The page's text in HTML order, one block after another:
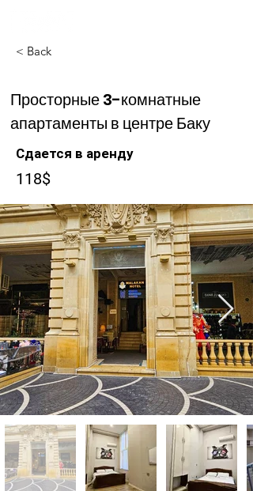
< Back
Просторные 3-комнатные
апартаменты в центре Баку
Сдается в аренду
118$